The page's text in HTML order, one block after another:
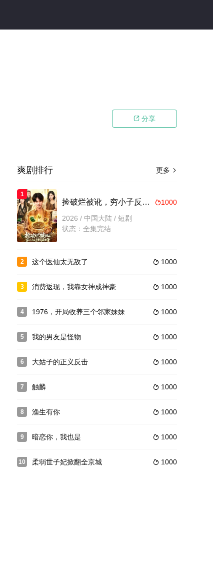
 分享
更多 
爽剧排行
1
1000
捡破烂被讹，穷小子反手捡漏古董
2026 / 中国大陆 / 短剧
状态：全集完结
2  1000
这个医仙太无敌了
3  1000
消费返现，我靠女神成神豪
4  1000
1976，开局收养三个邻家妹妹
5  1000
我的男友是怪物
6  1000
大姑子的正义反击
7  1000
触麟
8  1000
渔生有你
9  1000
暗恋你，我也是
10  1000
柔弱世子妃掀翻全京城